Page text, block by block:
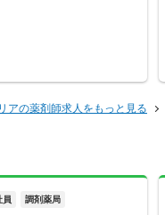
アの薬剤師求人をもっと見る
員 調剤薬局